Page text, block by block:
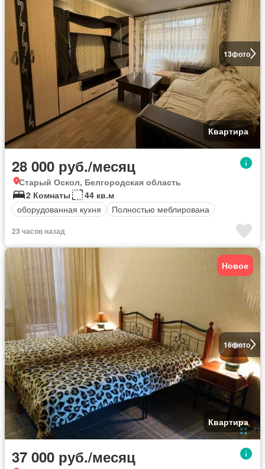
13фото
Квартира
28 000 руб./месяц
Старый Оскол, Белгородская область
2 Комнаты
44 кв.м
оборудованная кухня
Полностью меблирована
23 часов назад
16фото
Новое
Квартира
37 000 руб./месяц